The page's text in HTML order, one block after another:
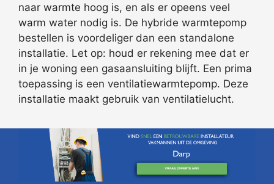
naar warmte hoog is, en als er opeens veel
warm water nodig is. De hybride warmtepomp
bestellen is voordeliger dan een standalone
installatie. Let op: houd er rekening mee dat er
in je woning een gasaansluiting blijft. Een prima
toepassing is een ventilatiewarmtepomp. Deze
installatie maakt gebruik van ventilatielucht.